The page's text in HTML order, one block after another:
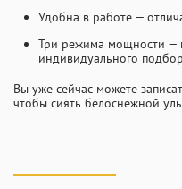
Удобна в работе —
Три режима мощности —
индивидуального
Вы уже сейчас можете
чтобы сиять белоснежной